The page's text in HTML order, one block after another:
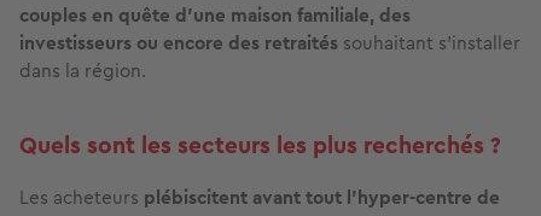
couples en quête d’une maison familiale, des
investisseurs ou encore des retraités souhaitant s’installer
dans la région.
Quels sont les secteurs les plus recherchés ?
Les acheteurs plébiscitent avant tout l’hyper-centre de